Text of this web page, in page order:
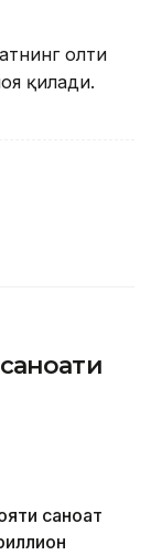
олти
қилади.
саноат